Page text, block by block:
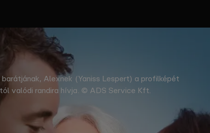
Alexnek (Yaniss Lespert) a profilképét
valódi randira hívja. © ADS Service Kft.